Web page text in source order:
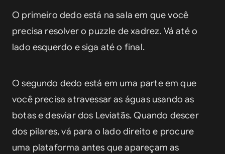
O primeiro dedo está na sala em que você
precisa resolver o puzzle de xadrez. Vá até o
lado esquerdo e siga até o final.
O segundo dedo está em uma parte em que
você precisa atravessar as águas usando as
botas e desviar dos Leviatãs. Quando descer
dos pilares, vá para o lado direito e procure
uma plataforma antes que apareçam as